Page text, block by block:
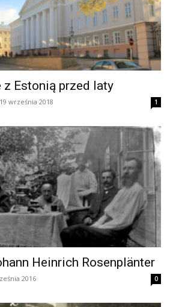
z Estonią przed laty
19 września 2018 1
Heinrich Rosenplänter
2016 0